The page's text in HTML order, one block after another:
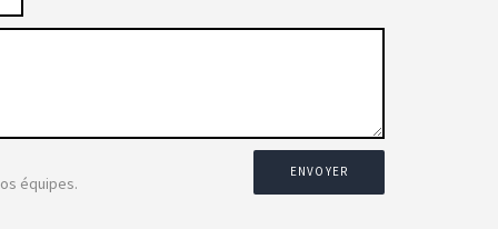
équipes.
ENVOYER